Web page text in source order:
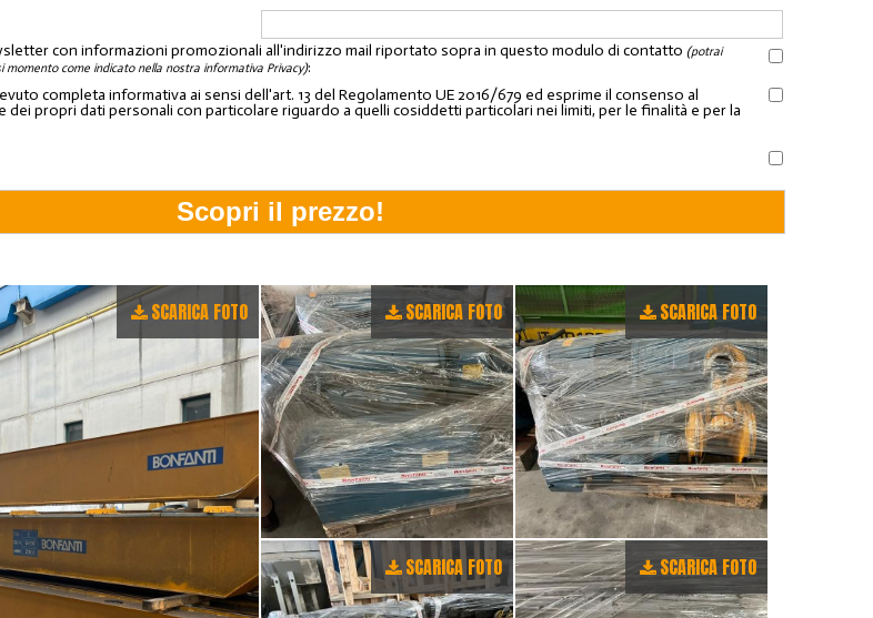
con informazioni promozionali all'indirizzo mail riportato sopra in questo modulo di contatto (potrai
momento come indicato nella nostra informativa Privacy):
completa informativa ai sensi dell'art. 13 del Regolamento UE 2016/679 ed esprime il consenso al
dei propri dati personali con particolare riguardo a quelli cosiddetti particolari nei limiti, per le finalità e per la
SCARICA FOTO SCARICA FOTO SCARICA FOTO
SCARICA FOTO SCARICA FOTO